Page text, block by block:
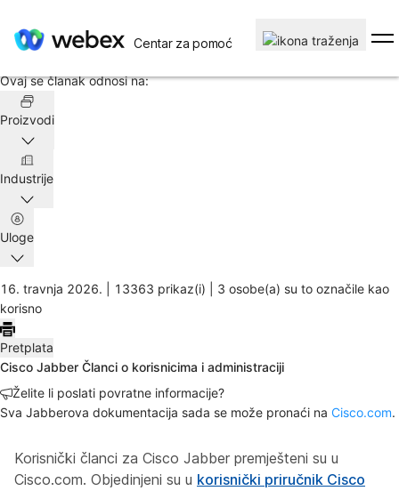
Centar za pomoć
Članak
Ovaj se članak odnosi na:
Proizvodi
Industrije
Uloge
16. travnja 2026. | 13363 prikaz(i) | 3 osobe(a) su to označile kao
korisno
Pretplata
Cisco Jabber Članci o korisnicima i administraciji
Želite li poslati povratne informacije?
Sva Jabberova dokumentacija sada se može pronaći na Cisco.com.
Korisnički članci za Cisco Jabber premješteni su u
Cisco.com. Objedinjeni su u korisnički priručnik Cisco